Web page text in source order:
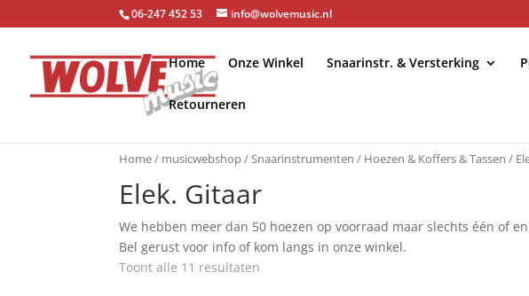
06-247 452 53 info@wolvemusic.nl
Home Onze Winkel Snaarinstr. & Versterking
Retourneren
Home/ musicwebshop/Snaarinstrumenten / Hoezen & Koffers & Tassen /
Elek. Gitaar
We hebben meer dan 50 hoezen op voorraad maar slechts één of
Bel gerust voor info of kom langs in onze winkel.
Toont alle 11 resultaten